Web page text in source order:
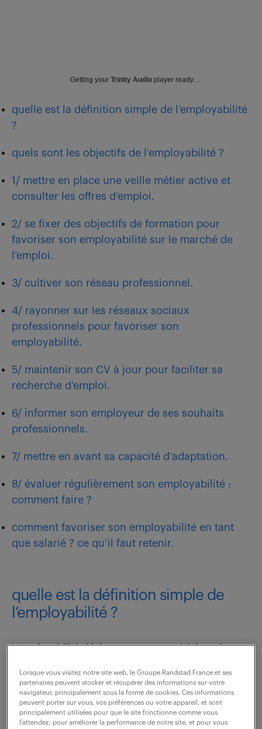
Getting your Trinity Audio player ready…
quelle est la définition simple de l’employabilité
?
quels sont les objectifs de l’employabilité ?
1/ mettre en place une veille métier active et
consulter les offres d’emploi.
2/ se fixer des objectifs de formation pour
favoriser son employabilité sur le marché de
l’emploi.
3/ cultiver son réseau professionnel.
4/ rayonner sur les réseaux sociaux
professionnels pour favoriser son
employabilité.
5/ maintenir son CV à jour pour faciliter sa
recherche d’emploi.
6/ informer son employeur de ses souhaits
professionnels.
7/ mettre en avant sa capacité d’adaptation.
8/ évaluer régulièrement son employabilité :
comment faire ?
comment favoriser son employabilité en tant
que salarié ? ce qu’il faut retenir.
quelle est la définition simple de
l’employabilité ?
L’employabilité désigne votre attractivité sur le
Lorsque vous visitez notre site web, le Groupe Randstad France et ses
partenaires peuvent stocker et récupérer des informations sur votre
navigateur, principalement sous la forme de cookies. Ces informations
peuvent porter sur vous, vos préférences ou votre appareil, et sont
principalement utilisées pour que le site fonctionne comme vous
l’attendez, pour améliorer la performance de notre site, et pour vous